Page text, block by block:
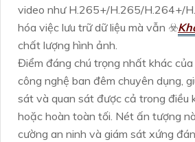
video như H.265+/H.265/H.264+/
hóa việc lưu trữ dữ liệu mà vẫn ☣️
chất lượng hình ảnh.
Điểm đáng chú trọng nhất khác của
công nghệ ban đêm chuyên dụng,
sát và quan sát được cả trong điều
hoặc hoàn toàn tối. Nét ấn tượng
cường an ninh và giám sát xứng